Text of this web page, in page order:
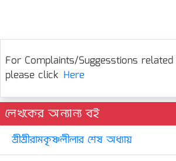
For Complaints/Suggesstions
please click Here
লেখকের অন্যান্য বই
শ্রীশ্রীরামকৃষ্ণলীলার শেষ অধ্যায়